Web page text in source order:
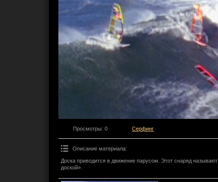
Просмотры: 0 Серфинг
Описание материала:
Доска приводится в движение парусом. Этот снаряд
доской».